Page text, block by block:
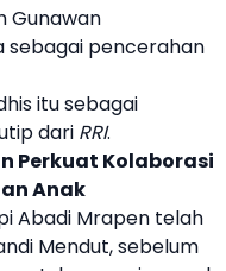
Gunawan
sebagai pencerahan
itu sebagai
dari RRI.
Perkuat Kolaborasi
Anak
Abadi Mrapen telah
Mendut, sebelum